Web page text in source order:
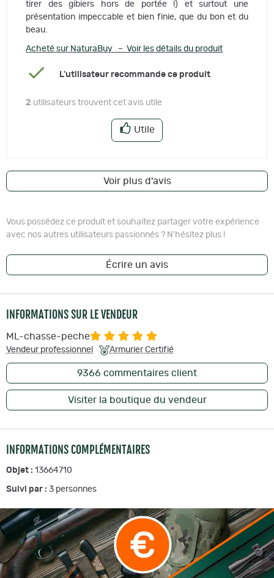
tirer des gibiers hors de portée !) et surtout une
présentation impeccable et bien finie, que du bon et du
beau.
Acheté sur NaturaBuy – Voir les détails du produit
L'utilisateur recommande ce produit
2 utilisateurs trouvent cet avis utile
Utile
Voir plus d'avis
Vous possédez ce produit et souhaitez partager votre expérience
avec nos autres utilisateurs passionnés ? N'hésitez plus !
Écrire un avis
INFORMATIONS SUR LE VENDEUR
ML-chasse-peche
Vendeur professionnel Armurier Certifié
9366 commentaires client
Visiter la boutique du vendeur
INFORMATIONS COMPLÉMENTAIRES
Objet : 13664710
Suivi par : 3 personnes